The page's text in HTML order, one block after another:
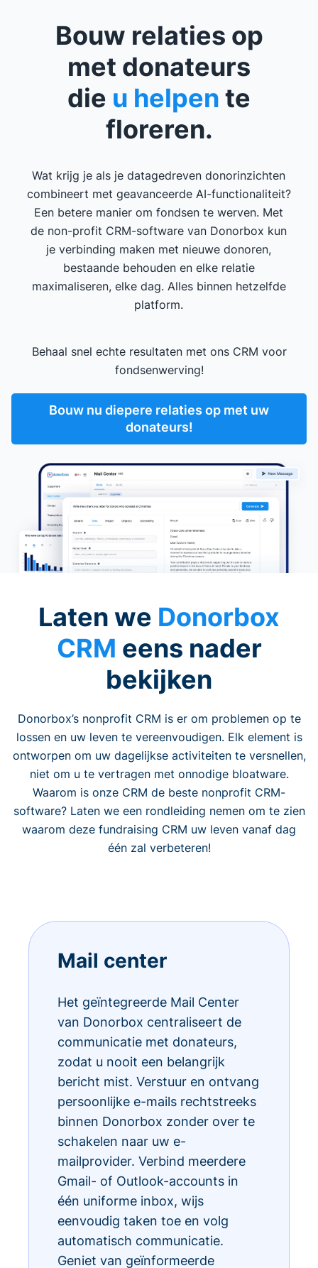
Bouw relaties op
met donateurs
die u helpen te
floreren.
Wat krijg je als je datagedreven donorinzichten
combineert met geavanceerde AI-functionaliteit?
Een betere manier om fondsen te werven. Met
de non-profit CRM-software van Donorbox kun
je verbinding maken met nieuwe donoren,
bestaande behouden en elke relatie
maximaliseren, elke dag. Alles binnen hetzelfde
platform.
Behaal snel echte resultaten met ons CRM voor
fondsenwerving!
Bouw nu diepere relaties op met uw
donateurs!
Laten we Donorbox
CRM eens nader
bekijken
Donorbox’s nonprofit CRM is er om problemen op te
lossen en uw leven te vereenvoudigen. Elk element is
ontworpen om uw dagelijkse activiteiten te versnellen,
niet om u te vertragen met onnodige bloatware.
Waarom is onze CRM de beste nonprofit CRM-
software? Laten we een rondleiding nemen om te zien
waarom deze fundraising CRM uw leven vanaf dag
één zal verbeteren!
Mail center
Het geïntegreerde Mail Center
van Donorbox centraliseert de
communicatie met donateurs,
zodat u nooit een belangrijk
bericht mist. Verstuur en ontvang
persoonlijke e-mails rechtstreeks
binnen Donorbox zonder over te
schakelen naar uw e-
mailprovider. Verbind meerdere
Gmail- of Outlook-accounts in
één uniforme inbox, wijs
eenvoudig taken toe en volg
automatisch communicatie.
Geniet van geïnformeerde